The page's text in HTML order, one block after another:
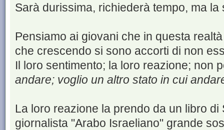
Sarà durissima, richiederà tempo, ma la
Pensiamo ai giovani che in questa
che crescendo si sono accorti di non
Il loro sentimento; la loro reazione; non
andare; voglio un altro stato in cui
La loro reazione la prendo da un libro
giornalista "Arabo Israeliano" grande